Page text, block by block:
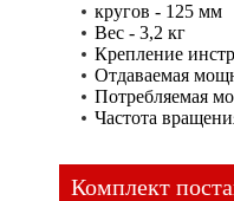
кругов - 125 мм
Вес - 3,2 кг
Крепление
Отдаваемая
Потребляемая
Частота
Комплект